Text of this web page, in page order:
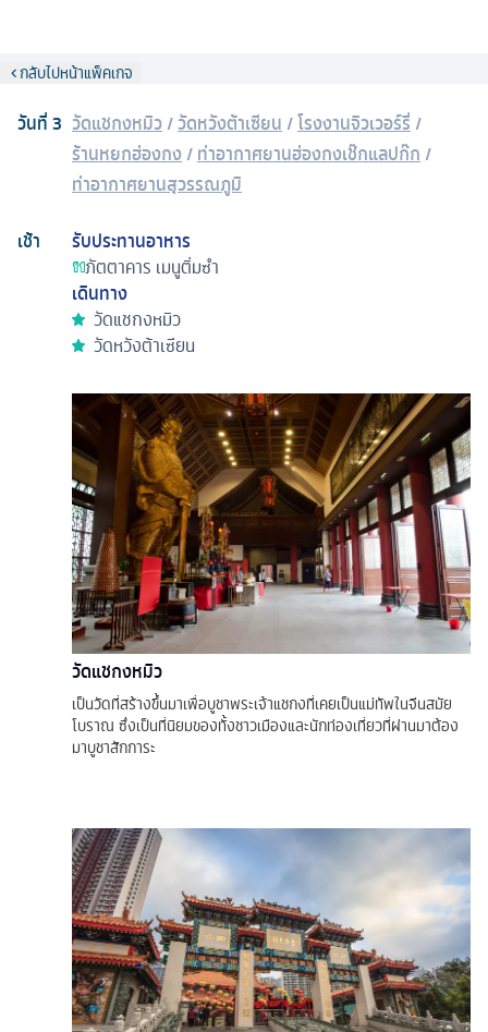
กลับไปหน้าแพ็คเกจ
วันที่3 วัดแชกงหมิว/วัดหวังต้าเซียน /โรงงานจิวเวอร์รี่ /
ร้านหยกฮ่องกง/ท่าอากาศยานฮ่องกงเช๊กแลปก๊ก /
ท่าอากาศยานสุวรรณภูมิ
เช้า
รับประทานอาหาร
ภัตตาคาร เมนูติ่มซำ
เดินทาง
วัดแชกงหมิว
วัดหวังต้าเซียน
วัดแชกงหมิว
เป็นวัดที่สร้างขึ้นมาเพื่อบูชาพระเจ้าแชกงที่เคยเป็นแม่ทัพในจีนสมัย
โบราณ ซึ่งเป็นที่นิยมของทั้งชาวเมืองและนักท่องเที่ยวที่ผ่านมาต้อง
มาบูชาสักการะ